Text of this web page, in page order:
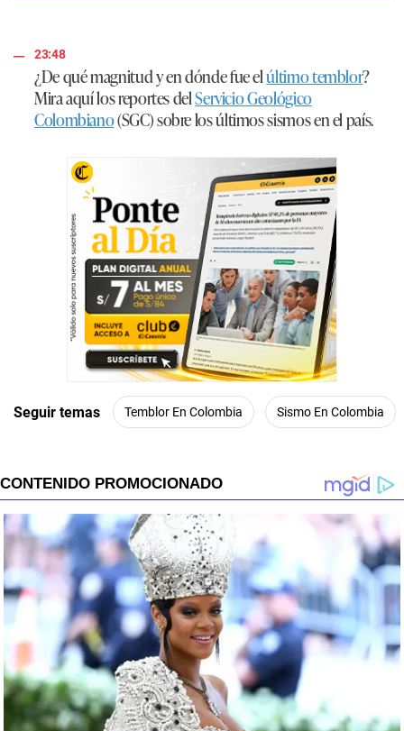
23:48
¿De qué magnitud y en dónde fue elúltimo temblor?
Mira aquí los reportes delServicio Geológico
Colombiano(SGC) sobre los últimos sismos en el país.
Seguir temas Temblor En Colombia Sismo En Colombia